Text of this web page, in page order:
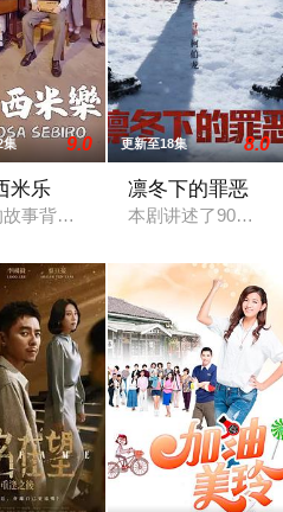
离婚夫妻"阿松、阿芬展开，两人
集 9.0
米乐
事背景在五、六○年代，是以“女
更新至18集 8.0
凛冬下的罪恶
本剧讲述了90年代